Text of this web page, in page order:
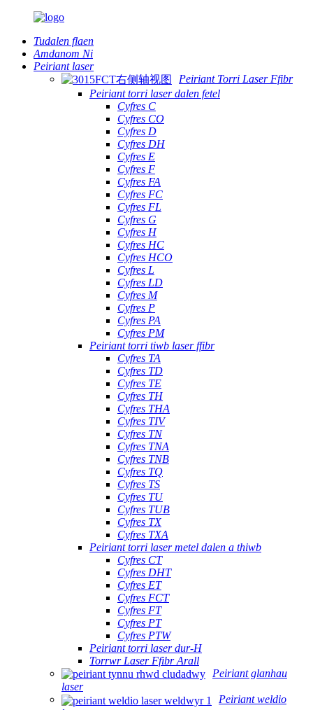
Tudalen flaen
Amdanom Ni
Peiriant laser
Peiriant Torri Laser Ffibr
Peiriant torri laser dalen fetel
Cyfres C
Cyfres CO
Cyfres D
Cyfres DH
Cyfres E
Cyfres F
Cyfres FA
Cyfres FC
Cyfres FL
Cyfres G
Cyfres H
Cyfres HC
Cyfres HCO
Cyfres L
Cyfres LD
Cyfres M
Cyfres P
Cyfres PA
Cyfres PM
Peiriant torri tiwb laser ffibr
Cyfres TA
Cyfres TD
Cyfres TE
Cyfres TH
Cyfres THA
Cyfres TIV
Cyfres TN
Cyfres TNA
Cyfres TNB
Cyfres TQ
Cyfres TS
Cyfres TU
Cyfres TUB
Cyfres TX
Cyfres TXA
Peiriant torri laser metel dalen a thiwb
Cyfres CT
Cyfres DHT
Cyfres ET
Cyfres FCT
Cyfres FT
Cyfres PT
Cyfres PTW
Peiriant torri laser dur-H
Torrwr Laser Ffibr Arall
Peiriant glanhau
laser
Peiriant weldio